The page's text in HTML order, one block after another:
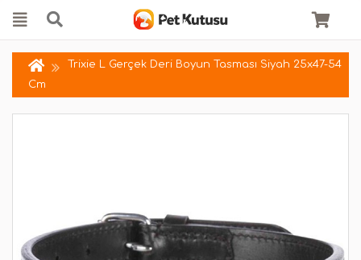
Trixie L Gerçek Deri Boyun Tasması Siyah 25x47-54
Cm